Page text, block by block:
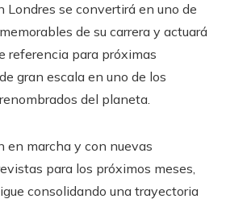
Londres se convertirá en uno de
de su carrera y actuará
referencia para próximas
gran escala en uno de los
del planeta.
en marcha y con nuevas
para los próximos meses,
consolidando una trayectoria